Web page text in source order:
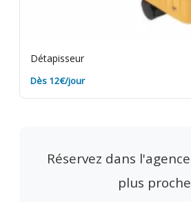
Détapisseur
Dès 12€/jour
Réservez dans
plus proche